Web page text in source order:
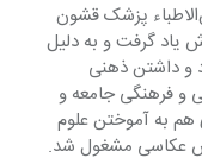
مزین السلطنه که دختر میر سیدرضی رئیس‌الاطباء پزشک قشون
یاد گرفت و به دلیل
و داشتن ذهنی
و فرهنگی جامعه و
هم به آموختن علوم
عکاسی مشغول شد.